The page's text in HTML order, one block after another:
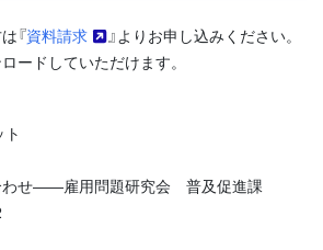
『資料請求
』よりお申し込みください。
ードしていただけます。
わせ――雇用問題研究会 普及促進課